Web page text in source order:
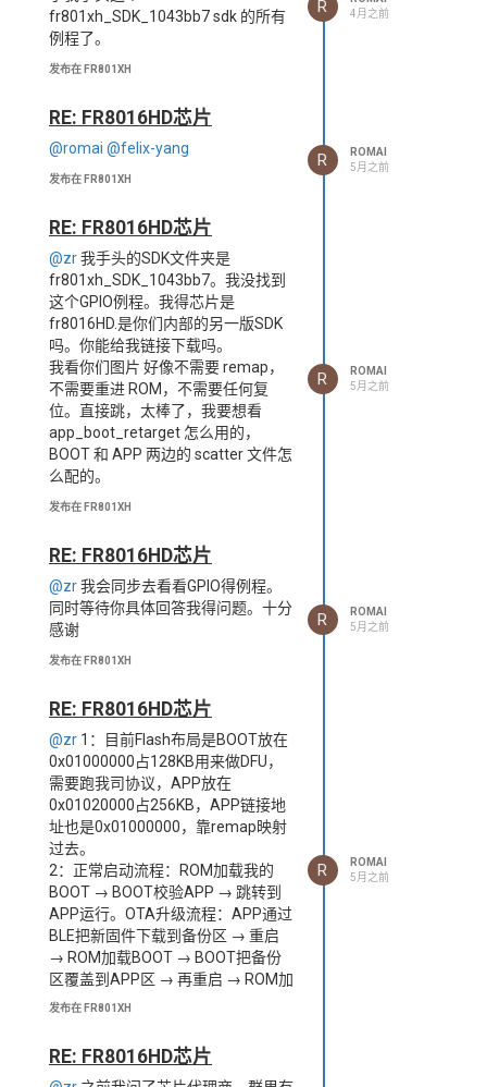
fr801xh_SDK_1043bb7 sdk 的所有
例程了。
发布在 FR801XH
R
4月之前
RE: FR8016HD芯片
@romai @felix-yang
发布在 FR801XH
R
ROMAI
5月之前
RE: FR8016HD芯片
@zr我手头的SDK文件夹是
fr801xh_SDK_1043bb7。我没找到
这个GPIO例程。我得芯片是
fr8016HD.是你们内部的另一版SDK
吗。你能给我链接下载吗。
我看你们图片 好像不需要 remap，
不需要重进 ROM，不需要任何复
位。直接跳，太棒了，我要想看
app_boot_retarget 怎么用的，
BOOT 和 APP 两边的 scatter 文件怎
么配的。
发布在 FR801XH
R
ROMAI
5月之前
RE: FR8016HD芯片
@zr我会同步去看看GPIO得例程。
同时等待你具体回答我得问题。十分
感谢
发布在 FR801XH
R
ROMAI
5月之前
RE: FR8016HD芯片
@zr 1：目前Flash布局是BOOT放在
0x01000000占128KB用来做DFU，
需要跑我司协议，APP放在
0x01020000占256KB，APP链接地
址也是0x01000000，靠remap映射
过去。
2：正常启动流程：ROM加载我的
BOOT → BOOT校验APP → 跳转到
APP运行。OTA升级流程：APP通过
BLE把新固件下载到备份区 → 重启
→ ROM加载BOOT → BOOT把备份
区覆盖到APP区 → 再重启 → ROM加
载BOOT → BOOT跳转到APP完成升
3：目前现在卡在"BOOT跳APP"这一
步，搞了快二十轮了，核心问题两
发布在 FR801XH
R
ROMAI
5月之前
RE: FR8016HD芯片